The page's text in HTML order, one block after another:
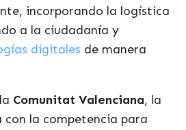
incorporando la logística
a la ciudadanía y
digitales de manera
Comunitat Valenciana, la
la competencia para